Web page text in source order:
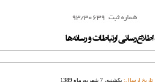
تاریخ ارسال: یکشنبه، 7 شهریورماه 1389